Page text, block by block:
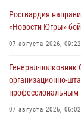
Росгвардия
«Новости Югры»
07 августа 2026, 09:22
Генерал-полковник
организационно-
профессиональным
07 августа 2026, 06:02